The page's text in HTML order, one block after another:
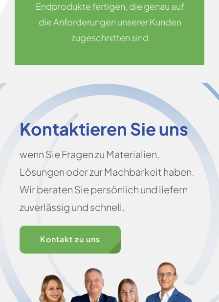
Endprodukte fertigen, die genau auf
die Anforderungen unserer Kunden
zugeschnitten sind
Kontaktieren Sie uns
wenn Sie Fragen zu Materialien,
Lösungen oder zur Machbarkeit haben.
Wir beraten Sie persönlich und liefern
zuverlässig und schnell.
Kontakt zu uns